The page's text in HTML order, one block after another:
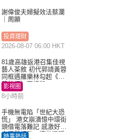
謝偉俊夫婦擬效法蔡瀾
｜周顯
投資理財
2026-08-07 06:00 HKT
81歲高雄返港召集佳視
藝人茶敘 初代郭靖黃蓉
同框遇羅樂林勾起《神
鵰俠侶》回憶殺
影視圈
8小時前
手機無電陷「世紀大恐
慌」 港女崩潰憶中環街
頭借電落難記 感激好心
人溫馨相助：這份溫暖
時事熱話